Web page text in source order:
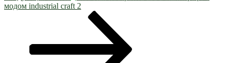
модом industrial craft 2